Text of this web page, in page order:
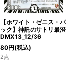
【ホワイト・ゼニス・パ
ック】神託のサトリ最澄
DMX13_12/36
80円(税込)
2点